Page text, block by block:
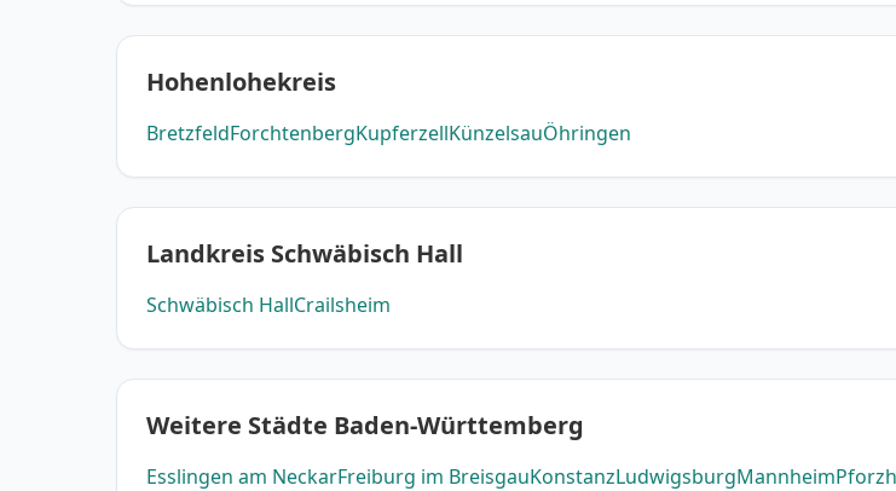
Hohenlohekreis
BretzfeldForchtenbergKupferzellKünzelsauÖhringen
Landkreis Schwäbisch Hall
Schwäbisch HallCrailsheim
Weitere Städte Baden-Württemberg
Esslingen am NeckarFreiburg im BreisgauKonstanzLudwigsburgMannheim